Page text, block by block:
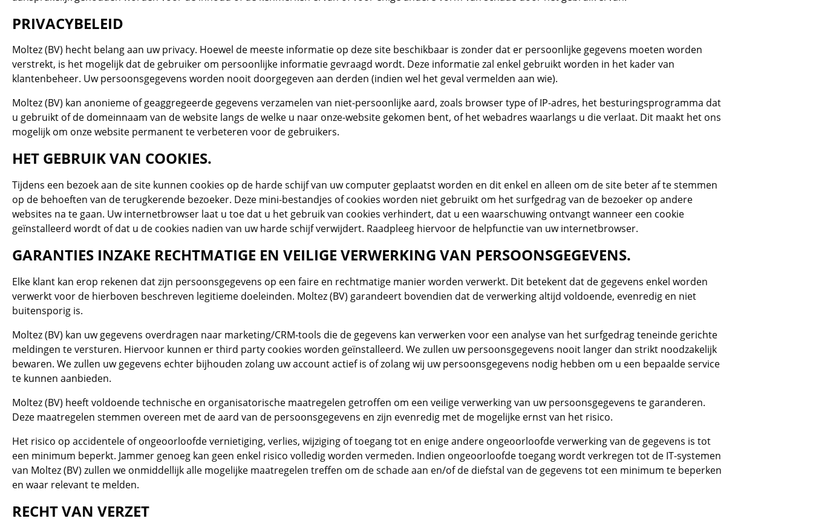
PRIVACYBELEID
Moltez (BV) hecht belang aan uw privacy. Hoewel de meeste informatie op deze site beschikbaar is zonder dat er persoonlijke gegevens moeten worden
verstrekt, is het mogelijk dat de gebruiker om persoonlijke informatie gevraagd wordt. Deze informatie zal enkel gebruikt worden in het kader van
klantenbeheer. Uw persoonsgegevens worden nooit doorgegeven aan derden (indien wel het geval vermelden aan wie).
Moltez (BV) kan anonieme of geaggregeerde gegevens verzamelen van niet-persoonlijke aard, zoals browser type of IP-adres, het besturingsprogramma dat
u gebruikt of de domeinnaam van de website langs de welke u naar onze-website gekomen bent, of het webadres waarlangs u die verlaat. Dit maakt het ons
mogelijk om onze website permanent te verbeteren voor de gebruikers.
HET GEBRUIK VAN COOKIES.
Tijdens een bezoek aan de site kunnen cookies op de harde schijf van uw computer geplaatst worden en dit enkel en alleen om de site beter af te stemmen
op de behoeften van de terugkerende bezoeker. Deze mini-bestandjes of cookies worden niet gebruikt om het surfgedrag van de bezoeker op andere
websites na te gaan. Uw internetbrowser laat u toe dat u het gebruik van cookies verhindert, dat u een waarschuwing ontvangt wanneer een cookie
geïnstalleerd wordt of dat u de cookies nadien van uw harde schijf verwijdert. Raadpleeg hiervoor de helpfunctie van uw internetbrowser.
GARANTIES INZAKE RECHTMATIGE EN VEILIGE VERWERKING VAN PERSOONSGEGEVENS.
Elke klant kan erop rekenen dat zijn persoonsgegevens op een faire en rechtmatige manier worden verwerkt. Dit betekent dat de gegevens enkel worden
verwerkt voor de hierboven beschreven legitieme doeleinden. Moltez (BV) garandeert bovendien dat de verwerking altijd voldoende, evenredig en niet
buitensporig is.
Moltez (BV) kan uw gegevens overdragen naar marketing/CRM-tools die de gegevens kan verwerken voor een analyse van het surfgedrag teneinde gerichte
meldingen te versturen. Hiervoor kunnen er third party cookies worden geïnstalleerd. We zullen uw persoonsgegevens nooit langer dan strikt noodzakelijk
bewaren. We zullen uw gegevens echter bijhouden zolang uw account actief is of zolang wij uw persoonsgegevens nodig hebben om u een bepaalde service
te kunnen aanbieden.
Moltez (BV) heeft voldoende technische en organisatorische maatregelen getroffen om een veilige verwerking van uw persoonsgegevens te garanderen.
Deze maatregelen stemmen overeen met de aard van de persoonsgegevens en zijn evenredig met de mogelijke ernst van het risico.
Het risico op accidentele of ongeoorloofde vernietiging, verlies, wijziging of toegang tot en enige andere ongeoorloofde verwerking van de gegevens is tot
een minimum beperkt. Jammer genoeg kan geen enkel risico volledig worden vermeden. Indien ongeoorloofde toegang wordt verkregen tot de IT-systemen
van Moltez (BV) zullen we onmiddellijk alle mogelijke maatregelen treffen om de schade aan en/of de diefstal van de gegevens tot een minimum te beperken
en waar relevant te melden.
RECHT VAN VERZET